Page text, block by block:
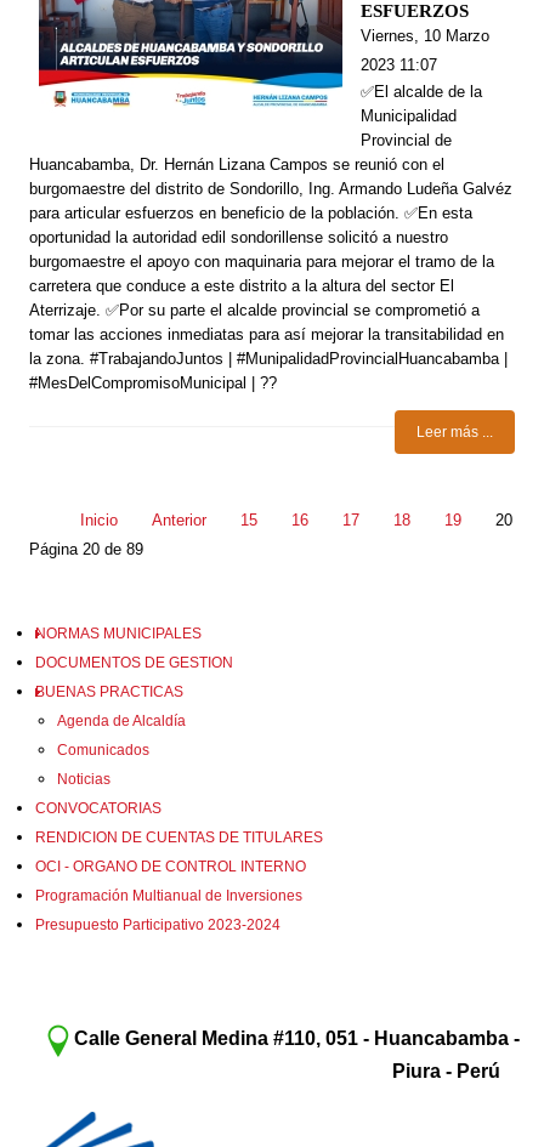
ESFUERZOS
Viernes, 10 Marzo
2023 11:07
✅El alcalde de la
Municipalidad
Provincial de
Huancabamba, Dr. Hernán Lizana Campos se reunió con el
burgomaestre del distrito de Sondorillo, Ing. Armando Ludeña Galvéz
para articular esfuerzos en beneficio de la población. ✅En esta
oportunidad la autoridad edil sondorillense solicitó a nuestro
burgomaestre el apoyo con maquinaria para mejorar el tramo de la
carretera que conduce a este distrito a la altura del sector El
Aterrizaje. ✅Por su parte el alcalde provincial se comprometió a
tomar las acciones inmediatas para así mejorar la transitabilidad en
la zona. #TrabajandoJuntos | #MunipalidadProvincialHuancabamba |
#MesDelCompromisoMunicipal | ??
Leer más ...
Inicio Anterior 15 16 17 18 19
20
Página 20 de 89
NORMAS MUNICIPALES
DOCUMENTOS DE GESTION
BUENAS PRACTICAS
Agenda de Alcaldía
Comunicados
Noticias
CONVOCATORIAS
RENDICION DE CUENTAS DE TITULARES
OCI - ORGANO DE CONTROL INTERNO
Programación Multianual de Inversiones
Presupuesto Participativo 2023-2024
Calle General Medina #110, 051 - Huancabamba -
Piura - Perú